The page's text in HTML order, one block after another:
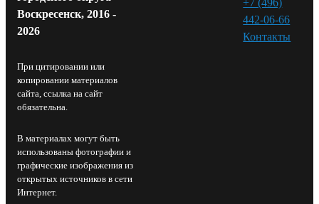
Воскресенск, 2016 -
2026
При цитировании или
копировании материалов
сайта, ссылка на сайт
обязательна.
В материалах могут быть
использованы фотографии и
графические изображения из
открытых источников в сети
Интернет.
442-06-66
Контакты⁠